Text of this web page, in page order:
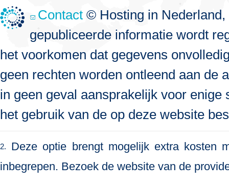
Contact © Hosting in
gepubliceerde informatie wordt
het voorkomen dat gegevens
geen rechten worden ontleend aan de
in geen geval aansprakelijk voor
het gebruik van de op deze website
2.
Deze optie brengt mogelijk extra kosten
inbegrepen. Bezoek de website van de